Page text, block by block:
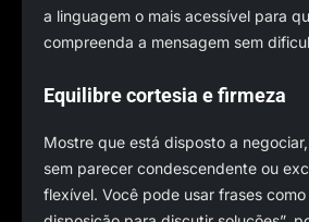
a linguagem o mais acessível para
compreenda a mensagem sem
Equilibre cortesia e firmeza
Mostre que está disposto a
sem parecer condescendente ou
flexível. Você pode usar frases como